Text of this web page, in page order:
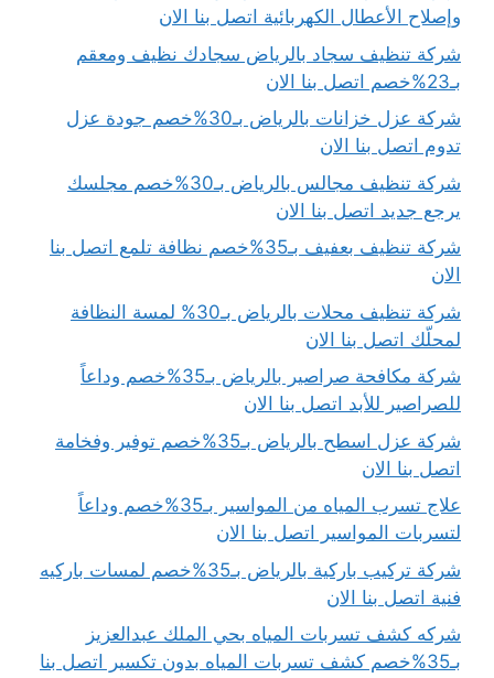
وإصلاح الأعطال الكهربائية اتصل بنا الان
شركة تنظيف سجاد بالرياض سجادك نظيف ومعقم
بـ23%خصم اتصل بنا الان
شركة عزل خزانات بالرياض بـ30%خصم جودة عزل
تدوم اتصل بنا الان
شركة تنظيف مجالس بالرياض بـ30%خصم مجلسك
يرجع جديد اتصل بنا الان
شركة تنظيف بعفيف بـ35%خصم نظافة تلمع اتصل بنا
الان
شركة تنظيف محلات بالرياض بـ30% لمسة النظافة
لمحلّك اتصل بنا الان
شركة مكافحة صراصير بالرياض بـ35%خصم وداعاً
للصراصير للأبد اتصل بنا الان
شركة عزل اسطح بالرياض بـ35%خصم توفير وفخامة
اتصل بنا الان
علاج تسرب المياه من المواسير بـ35%خصم وداعاً
لتسربات المواسير اتصل بنا الان
شركة تركيب باركية بالرياض بـ35%خصم لمسات باركيه
فنية اتصل بنا الان
شركه كشف تسربات المياه بحي الملك عبدالعزيز
بـ35%خصم كشف تسربات المياه بدون تكسير اتصل بنا